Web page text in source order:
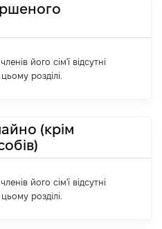
його сім'ї відсутні
розділі.
(крім
його сім'ї відсутні
розділі.